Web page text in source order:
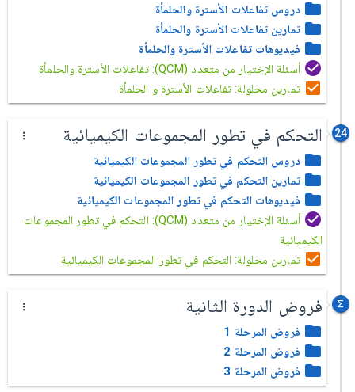
دروس تفاعلات الأسترة والحلمأة
تمارين تفاعلات الأسترة والحلمأة
فيديوهات تفاعلات الأسترة والحلمأة
أسئلة الإختيار من متعدد (QCM): تفاعلات الأسترة والحلمأة
تمارين محلولة: تفاعلات الأسترة و الحلمأة
24 التحكم في تطور المجموعات الكيميائية
دروس التحكم في تطور المجموعات الكيميائية
تمارين التحكم في تطور المجموعات الكيميائية
فيديوهات التحكم في تطور المجموعات الكيميائية
أسئلة الإختيار من متعدد (QCM): التحكم في تطور المجموعات
الكيميائية
تمارين محلولة: التحكم في تطور المجموعات الكيميائية
فروض الدورة الثانية
فروض المرحلة 1
فروض المرحلة 2
فروض المرحلة 3